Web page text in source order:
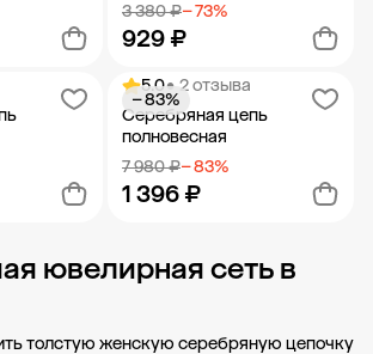
корзину
3 380 ₽− 73%
929 ₽
Добавить в корзину
корзину
5.0• 2 отзыва
Серебряная цепь
полновесная
7 980 ₽− 83%
1 396 ₽
− 83%
Добавить в корзину
ювелирная сеть в
толстую женскую серебряную цепочку